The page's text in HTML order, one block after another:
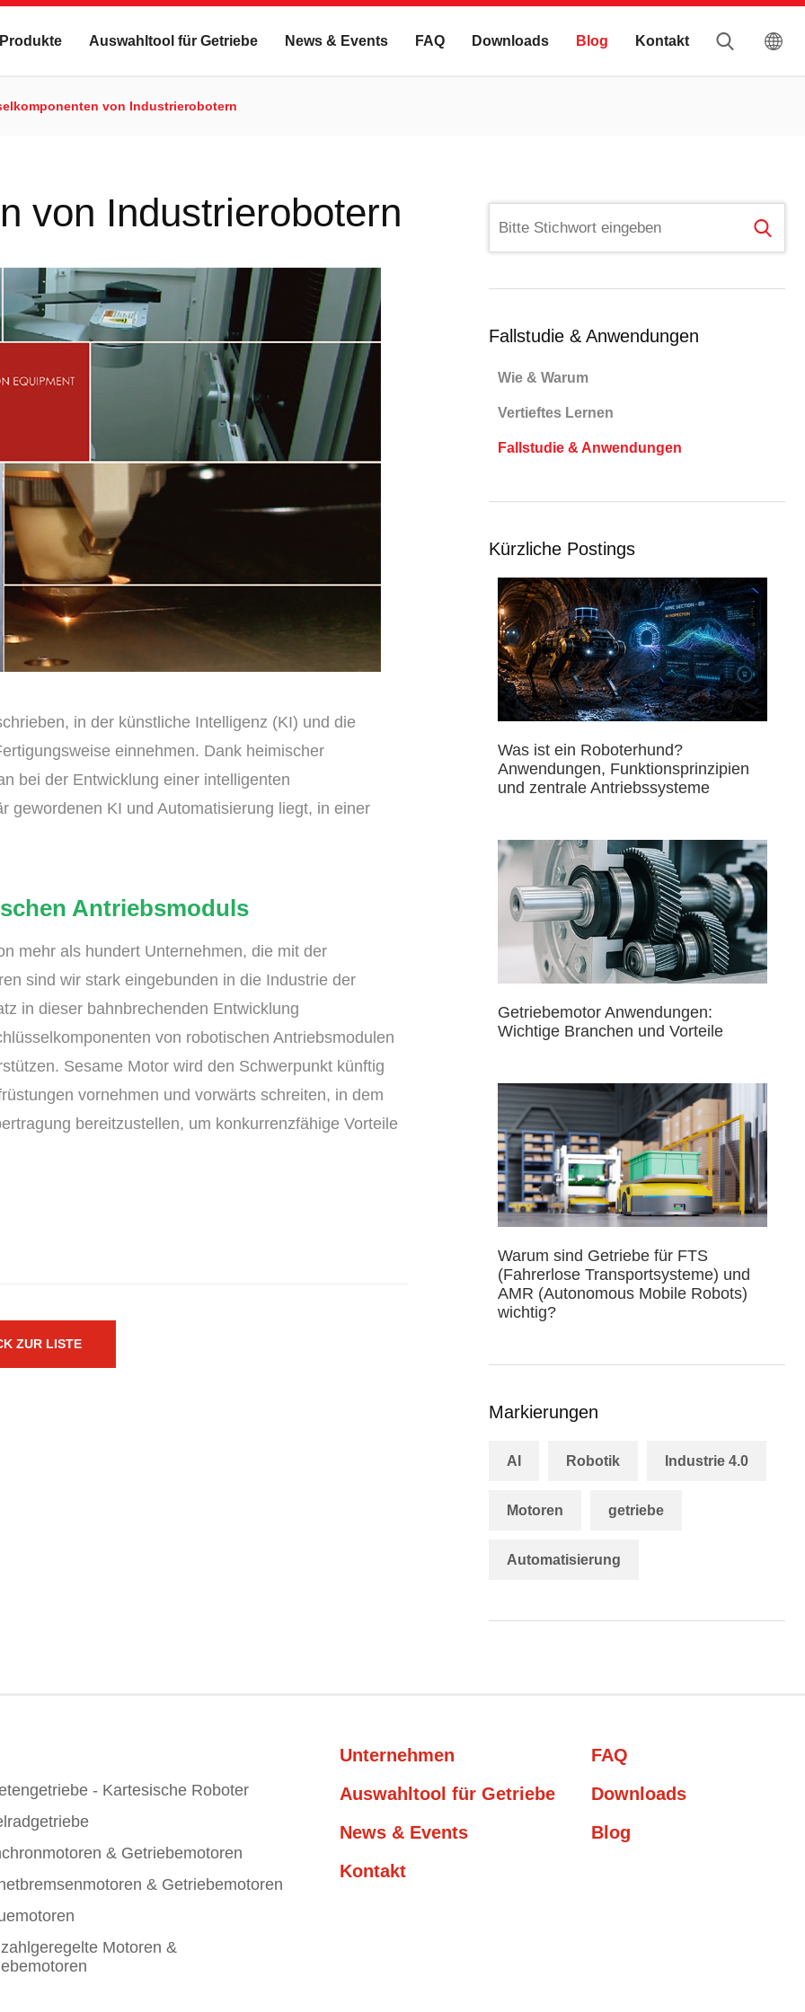
Produkte Auswahltool für Getriebe News & Events FAQ Downloads Blog Kontakt
von Industrierobotern
von Industrierobotern
in der künstliche Intelligenz (KI) und die
einnehmen. Dank heimischer
bei der Entwicklung einer intelligenten
gewordenen KI und Automatisierung liegt, in einer
Antriebsmoduls
mehr als hundert Unternehmen, die mit der
sind wir stark eingebunden in die Industrie der
in dieser bahnbrechenden Entwicklung
von robotischen Antriebsmodulen
Sesame Motor wird den Schwerpunkt künftig
vornehmen und vorwärts schreiten, in dem
bereitzustellen, um konkurrenzfähige Vorteile
ZUR LISTE
Fallstudie & Anwendungen
Wie & Warum
Vertieftes Lernen
Fallstudie & Anwendungen
Kürzliche Postings
Was ist ein Roboterhund?
Anwendungen, Funktionsprinzipien
und zentrale Antriebssysteme
Getriebemotor Anwendungen:
Wichtige Branchen und Vorteile
Warum sind Getriebe für FTS
(Fahrerlose Transportsysteme) und
AMR (Autonomous Mobile Robots)
wichtig?
Markierungen
AI Robotik Industrie 4.0
Motoren getriebe
Automatisierung
- Kartesische Roboter
& Getriebemotoren
& Getriebemotoren
Motoren &
Unternehmen
Auswahltool für Getriebe
News & Events
FAQ
Downloads
Blog
Kontakt